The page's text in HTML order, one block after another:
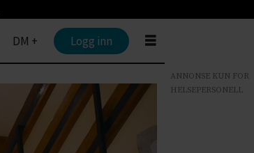
DM + Logg inn
ANNONSE KUN FOR
HELSEPERSONELL